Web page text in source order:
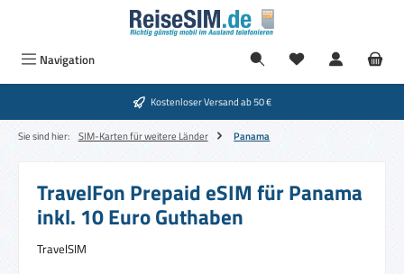
Zum Hauptinhalt springen
Navigation
Kostenloser Versand ab 50 €
Sie sind hier: SIM-Karten für weitere Länder Panama
TravelFon Prepaid eSIM für Panama
inkl. 10 Euro Guthaben
TravelSIM